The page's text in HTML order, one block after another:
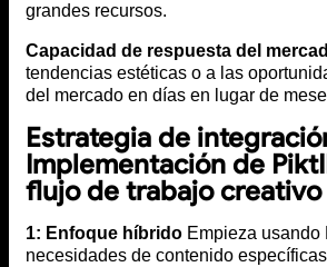
grandes recursos.
Capacidad de respuesta del
tendencias estéticas o a las
del mercado en días en lugar de
Estrategia de
Implementación de
flujo de trabajo creativo
1: Enfoque híbrido Empieza usando
necesidades de contenido